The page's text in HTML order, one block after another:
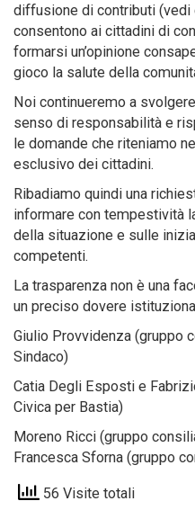
diffusione di contributi
consentono ai cittadini di
formarsi un’opinione
gioco la salute della
Noi continueremo a
senso di responsabilità e
le domande che riteniamo
esclusivo dei cittadini.
Ribadiamo quindi una
informare con tempestività
della situazione e sulle
competenti.
La trasparenza non è una
un preciso dovere
Giulio Provvidenza (gruppo
Sindaco)
Catia Degli Esposti e
Civica per Bastia)
Moreno Ricci (gruppo
Francesca Sforna (gruppo
56 Visite totali